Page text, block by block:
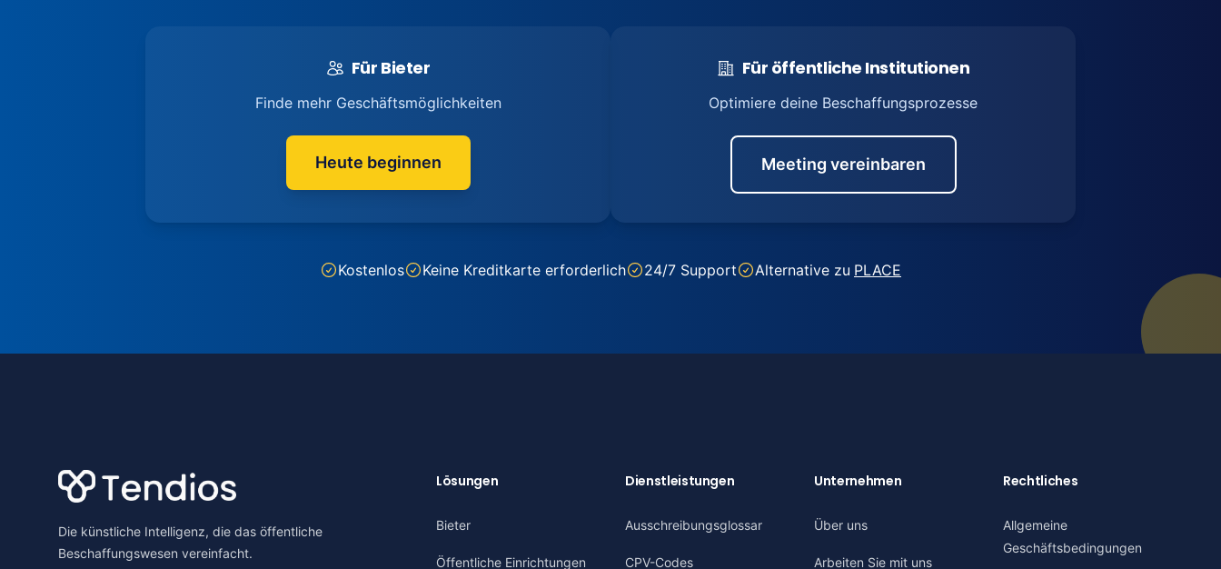
Für Bieter
Finde mehr Geschäftsmöglichkeiten
Heute beginnen
Für öffentliche Institutionen
Optimiere deine Beschaffungsprozesse
Meeting vereinbaren
Kostenlos Keine Kreditkarte erforderlich 24/7 Support Alternative zu PLACE
Die künstliche Intelligenz, die das öffentliche
Beschaffungswesen vereinfacht.
Lösungen
Bieter
Öffentliche Einrichtungen
Dienstleistungen
Ausschreibungsglossar
CPV-Codes
Unternehmen
Über uns
Arbeiten Sie mit uns
Rechtliches
Allgemeine
Geschäftsbedingungen